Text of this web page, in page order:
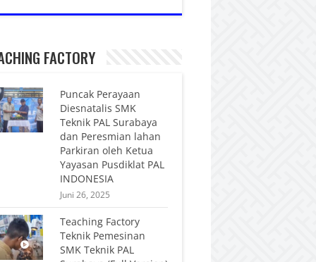
FACTORY
Puncak Perayaan
Diesnatalis SMK
Teknik PAL Surabaya
dan Peresmian lahan
Parkiran oleh Ketua
Yayasan Pusdiklat PAL
INDONESIA
Juni 26, 2025
Teaching Factory
Teknik Pemesinan
SMK Teknik PAL